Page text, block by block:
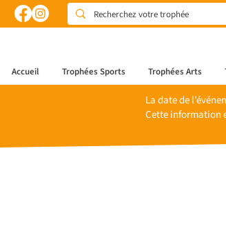
Accueil Trophées Sports Trophées Arts
La date de
Cette information